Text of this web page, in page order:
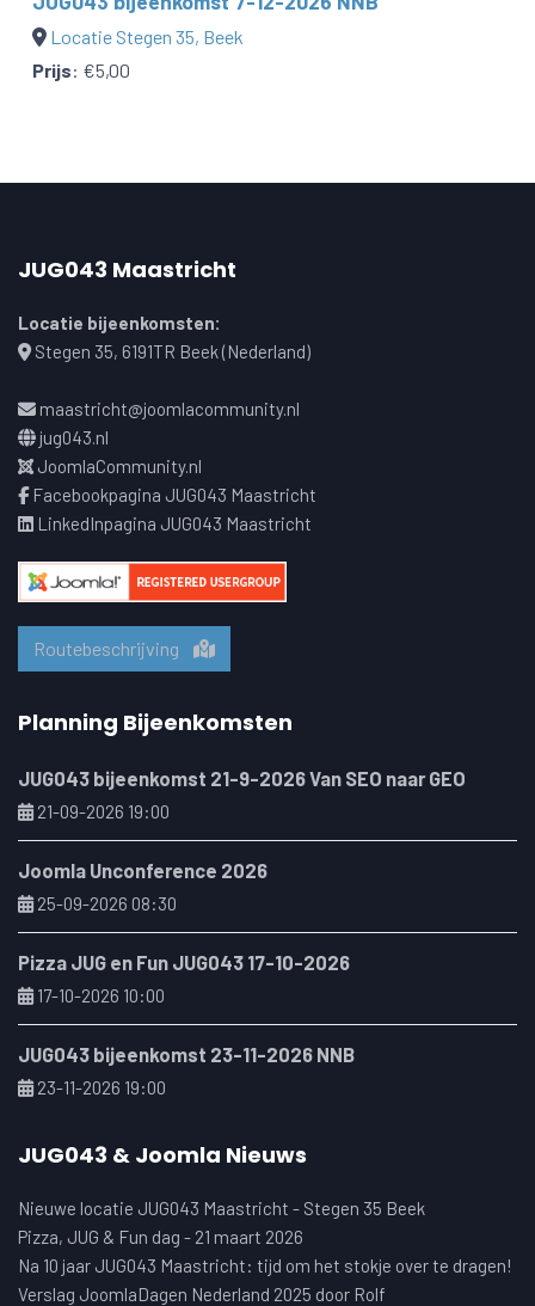
Locatie Stegen 35, Beek
Prijs: €5,00
JUG043 Maastricht
Locatie bijeenkomsten:
Stegen 35, 6191TR Beek (Nederland)
maastricht@joomlacommunity.nl
jug043.nl
JoomlaCommunity.nl
Facebookpagina JUG043 Maastricht
LinkedInpagina JUG043 Maastricht
Routebeschrijving
Planning Bijeenkomsten
JUG043 bijeenkomst 21-9-2026 Van SEO naar GEO
21-09-2026 19:00
Joomla Unconference 2026
25-09-2026 08:30
Pizza JUG en Fun JUG043 17-10-2026
17-10-2026 10:00
JUG043 bijeenkomst 23-11-2026 NNB
23-11-2026 19:00
JUG043 & Joomla Nieuws
Nieuwe locatie JUG043 Maastricht - Stegen 35 Beek
Pizza, JUG & Fun dag - 21 maart 2026
Na 10 jaar JUG043 Maastricht: tijd om het stokje over te dragen!
Verslag JoomlaDagen Nederland 2025 door Rolf